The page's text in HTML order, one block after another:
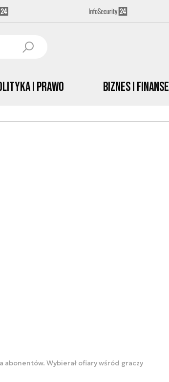
i prawo Biznes i Finanse
abonentów. Wybierał ofiary wśród graczy